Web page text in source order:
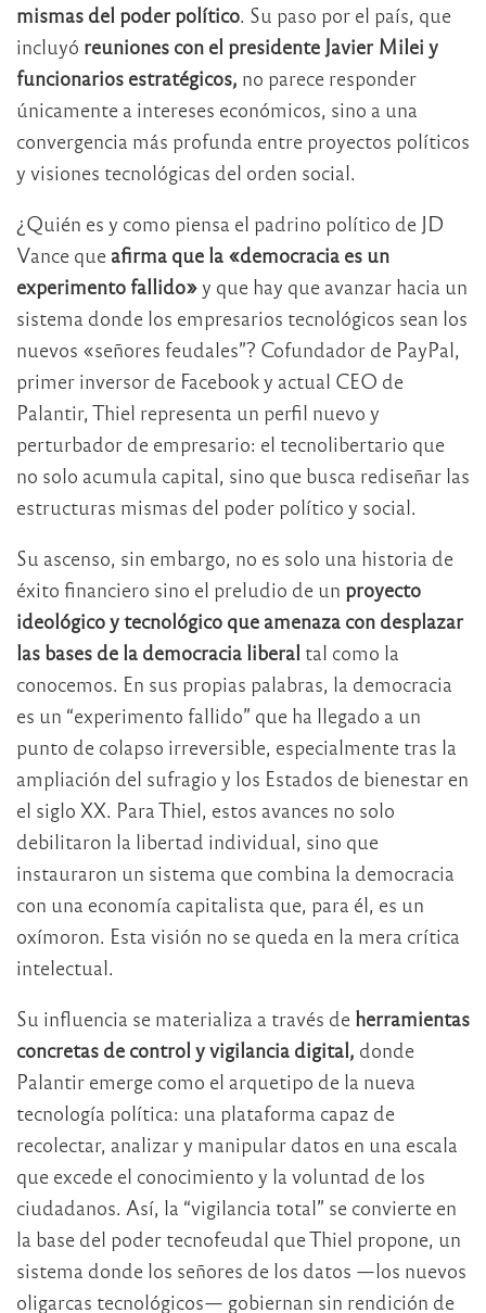
mismas del poder político. Su paso por el país, que
incluyó reuniones con el presidente Javier Milei y
funcionarios estratégicos, no parece responder
únicamente a intereses económicos, sino a una
convergencia más profunda entre proyectos políticos
y visiones tecnológicas del orden social.
¿Quién es y como piensa el padrino político de JD
Vance que afirma que la «democracia es un
experimento fallido»y que hay que avanzar hacia un
sistema donde los empresarios tecnológicos sean los
nuevos «señores feudales”? Cofundador de PayPal,
primer inversor de Facebook y actual CEO de
Palantir, Thiel representa un perfil nuevo y
perturbador de empresario: el tecnolibertario que
no solo acumula capital, sino que busca rediseñar las
estructuras mismas del poder político y social.
Su ascenso, sin embargo, no es solo una historia de
éxito financiero sino el preludio de un proyecto
ideológico y tecnológico que amenaza con desplazar
las bases de la democracia liberal tal como la
conocemos. En sus propias palabras, la democracia
es un “experimento fallido” que ha llegado a un
punto de colapso irreversible, especialmente tras la
ampliación del sufragio y los Estados de bienestar en
el siglo XX. Para Thiel, estos avances no solo
debilitaron la libertad individual, sino que
instauraron un sistema que combina la democracia
con una economía capitalista que, para él, es un
oxímoron. Esta visión no se queda en la mera crítica
intelectual.
Su influencia se materializa a través de herramientas
concretas de control y vigilancia digital, donde
Palantir emerge como el arquetipo de la nueva
tecnología política: una plataforma capaz de
recolectar, analizar y manipular datos en una escala
que excede el conocimiento y la voluntad de los
ciudadanos. Así, la “vigilancia total” se convierte en
la base del poder tecnofeudal que Thiel propone, un
sistema donde los señores de los datos —los nuevos
oligarcas tecnológicos— gobiernan sin rendición de